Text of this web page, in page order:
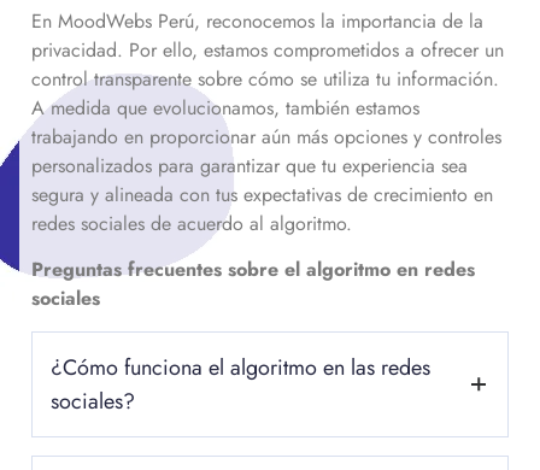
En MoodWebs Perú, reconocemos la importancia de la
privacidad. Por ello, estamos comprometidos a ofrecer un
control transparente sobre cómo se utiliza tu información.
A medida que evolucionamos, también estamos
trabajando en proporcionar aún más opciones y controles
personalizados para garantizar que tu experiencia sea
segura y alineada con tus expectativas de crecimiento en
redes sociales de acuerdo al algoritmo.
Preguntas frecuentes sobre el algoritmo en redes
sociales
¿Cómo funciona el algoritmo en las redes
sociales?
El algoritmo en redes sociales opera mediante el análisis de